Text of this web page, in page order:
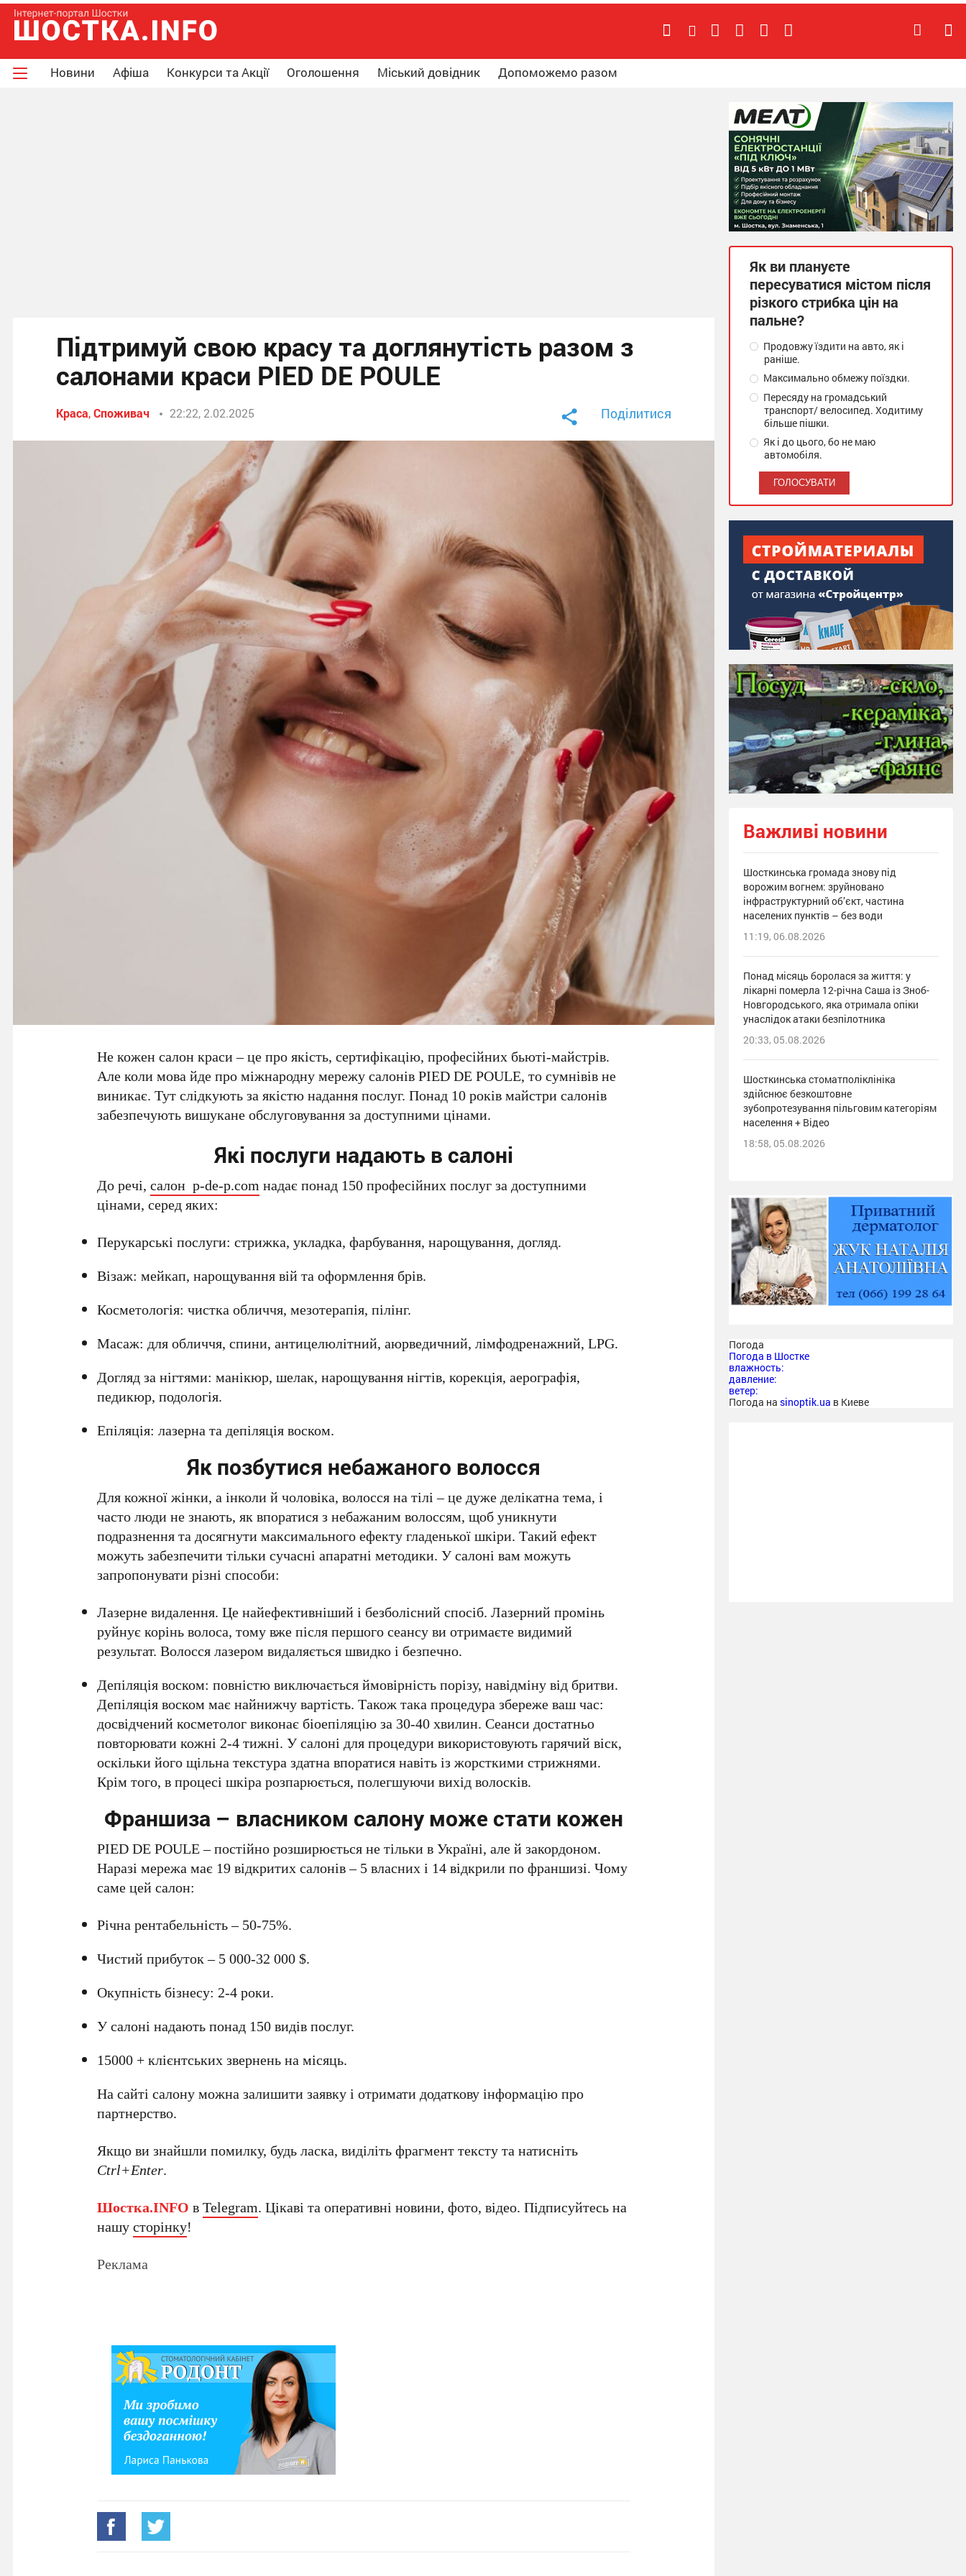
Новини Афіша Конкурси та Акції Оголошення Міський довідник Допоможемо разом
Підтримуй свою красу та доглянутість разом з
салонами краси PIED DE POULE
Краса,Споживач 22:22, 2.02.2025 Поділитися
Не кожен салон краси – це про якість, сертифікацію, професійних бьюті-майстрів.
Але коли мова йде про міжнародну мережу салонів PIED DE POULE, то сумнівів не
виникає. Тут слідкують за якістю надання послуг. Понад 10 років майстри салонів
забезпечують вишукане обслуговування за доступними цінами.
Які послуги надають в салоні
До речі,салон p-de-p.comнадає понад 150 професійних послуг за доступними
цінами, серед яких:
Перукарські послуги: стрижка, укладка, фарбування, нарощування, догляд.
Візаж: мейкап, нарощування вій та оформлення брів.
Косметологія: чистка обличчя, мезотерапія, пілінг.
Масаж: для обличчя, спини, антицелюлітний, аюрведичний, лімфодренажний, LPG.
Догляд за нігтями: манікюр, шелак, нарощування нігтів, корекція, аерографія,
педикюр, подологія.
Епіляція: лазерна та депіляція воском.
Як позбутися небажаного волосся
Для кожної жінки, а інколи й чоловіка, волосся на тілі – це дуже делікатна тема, і
часто люди не знають, як впоратися з небажаним волоссям, щоб уникнути
подразнення та досягнути максимального ефекту гладенької шкіри. Такий ефект
можуть забезпечити тільки сучасні апаратні методики. У салоні вам можуть
запропонувати різні способи:
Лазерне видалення. Це найефективніший і безболісний спосіб. Лазерний промінь
руйнує корінь волоса, тому вже після першого сеансу ви отримаєте видимий
результат. Волосся лазером видаляється швидко і безпечно.
Депіляція воском: повністю виключається ймовірність порізу, навідміну від бритви.
Депіляція воском має найнижчу вартість. Також така процедура збереже ваш час:
досвідчений косметолог виконає біоепіляцію за 30-40 хвилин. Сеанси достатньо
повторювати кожні 2-4 тижні. У салоні для процедури використовують гарячий віск,
оскільки його щільна текстура здатна впоратися навіть із жорсткими стрижнями.
Крім того, в процесі шкіра розпарюється, полегшуючи вихід волосків.
Франшиза – власником салону може стати кожен
PIED DE POULE – постійно розширюється не тільки в Україні, але й закордоном.
Наразі мережа має 19 відкритих салонів – 5 власних і 14 відкрили по франшизі. Чому
саме цей салон:
Річна рентабельність – 50-75%.
Чистий прибуток – 5 000-32 000 $.
Окупність бізнесу: 2-4 роки.
У салоні надають понад 150 видів послуг.
15000 + клієнтських звернень на місяць.
На сайті салону можна залишити заявку і отримати додаткову інформацію про
партнерство.
Якщо ви знайшли помилку, будь ласка, виділіть фрагмент тексту та натисніть
Ctrl+Enter.
Шостка.INFO вTelegram. Цікаві та оперативні новини, фото, відео. Підписуйтесь на
нашусторінку!
Реклама
Як ви плануєте
пересуватися містом після
різкого стрибка цін на
пальне?
Продовжу їздити на авто, як і
раніше.
Максимально обмежу поїздки.
Пересяду на громадський
транспорт/ велосипед. Ходитиму
більше пішки.
Як і до цього, бо не маю
автомобіля.
Важливі новини
Шосткинська громада знову під
ворожим вогнем: зруйновано
інфраструктурний об’єкт, частина
населених пунктів – без води
11:19, 06.08.2026
Понад місяць боролася за життя: у
лікарні померла 12-річна Саша із Зноб-
Новгородського, яка отримала опіки
унаслідок атаки безпілотника
20:33, 05.08.2026
Шосткинська стоматполіклініка
здійснює безкоштовне
зубопротезування пільговим категоріям
населення + Відео
18:58, 05.08.2026
Погода
Погода в Шостке
влажность:
давление:
ветер:
Погода на sinoptik.ua в Киеве